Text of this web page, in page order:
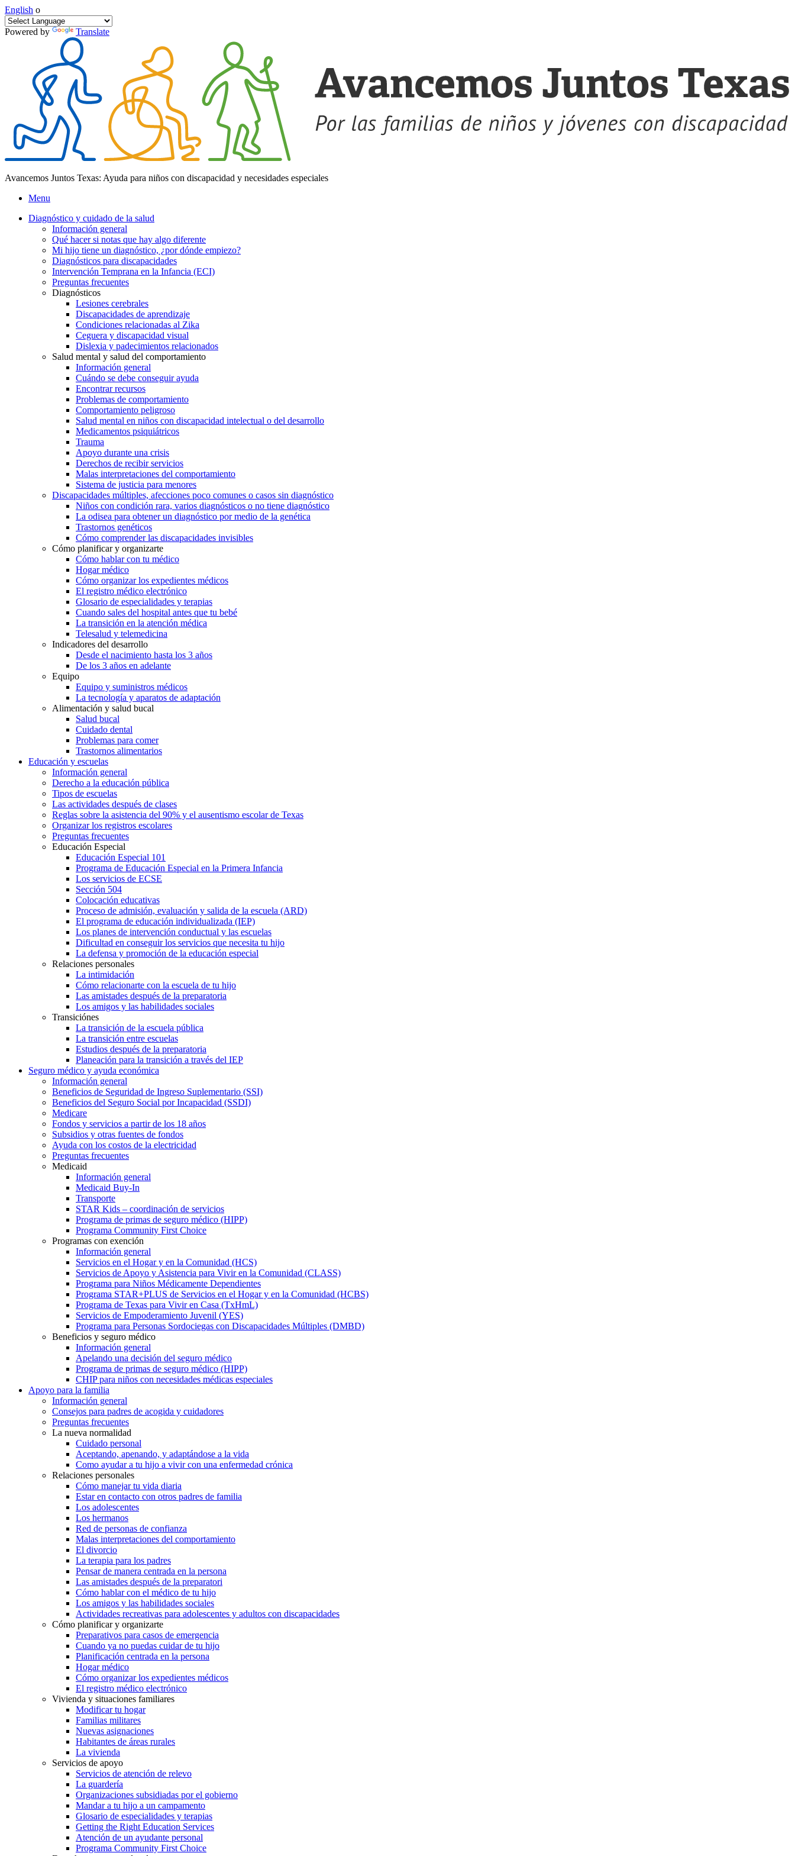
English o
Powered by Translate
Avancemos Juntos Texas: Ayuda para niños con discapacidad y necesidades especiales
Menu
Diagnóstico y cuidado de la salud
Información general
Qué hacer si notas que hay algo diferente
Mi hijo tiene un diagnóstico, ¿por dónde empiezo?
Diagnósticos para discapacidades
Intervención Temprana en la Infancia (ECI)
Preguntas frecuentes
Diagnósticos
Lesiones cerebrales
Discapacidades de aprendizaje
Condiciones relacionadas al Zika
Ceguera y discapacidad visual
Dislexia y padecimientos relacionados
Salud mental y salud del comportamiento
Información general
Cuándo se debe conseguir ayuda
Encontrar recursos
Problemas de comportamiento
Comportamiento peligroso
Salud mental en niños con discapacidad intelectual o del desarrollo
Medicamentos psiquiátricos
Trauma
Apoyo durante una crisis
Derechos de recibir servicios
Malas interpretaciones del comportamiento
Sistema de justicia para menores
Discapacidades múltiples, afecciones poco comunes o casos sin diagnóstico
Niños con condición rara, varios diagnósticos o no tiene diagnóstico
La odisea para obtener un diagnóstico por medio de la genética
Trastornos genéticos
Cómo comprender las discapacidades invisibles
Cómo planificar y organizarte
Cómo hablar con tu médico
Hogar médico
Cómo organizar los expedientes médicos
El registro médico electrónico
Glosario de especialidades y terapias
Cuando sales del hospital antes que tu bebé
La transición en la atención médica
Telesalud y telemedicina
Indicadores del desarrollo
Desde el nacimiento hasta los 3 años
De los 3 años en adelante
Equipo
Equipo y suministros médicos
La tecnología y aparatos de adaptación
Alimentación y salud bucal
Salud bucal
Cuidado dental
Problemas para comer
Trastornos alimentarios
Educación y escuelas
Información general
Derecho a la educación pública
Tipos de escuelas
Las actividades después de clases
Reglas sobre la asistencia del 90% y el ausentismo escolar de Texas
Organizar los registros escolares
Preguntas frecuentes
Educación Especial
Educación Especial 101
Programa de Educación Especial en la Primera Infancia
Los servicios de ECSE
Sección 504
Colocación educativas
Proceso de admisión, evaluación y salida de la escuela (ARD)
El programa de educación individualizada (IEP)
Los planes de intervención conductual y las escuelas
Dificultad en conseguir los servicios que necesita tu hijo
La defensa y promoción de la educación especial
Relaciones personales
La intimidación
Cómo relacionarte con la escuela de tu hijo
Las amistades después de la preparatoria
Los amigos y las habilidades sociales
Transiciónes
La transición de la escuela pública
La transición entre escuelas
Estudios después de la preparatoria
Planeación para la transición a través del IEP
Seguro médico y ayuda económica
Información general
Beneficios de Seguridad de Ingreso Suplementario (SSI)
Beneficios del Seguro Social por Incapacidad (SSDI)
Medicare
Fondos y servicios a partir de los 18 años
Subsidios y otras fuentes de fondos
Ayuda con los costos de la electricidad
Preguntas frecuentes
Medicaid
Información general
Medicaid Buy-In
Transporte
STAR Kids – coordinación de servicios
Programa de primas de seguro médico (HIPP)
Programa Community First Choice
Programas con exención
Información general
Servicios en el Hogar y en la Comunidad (HCS)
Servicios de Apoyo y Asistencia para Vivir en la Comunidad (CLASS)
Programa para Niños Médicamente Dependientes
Programa STAR+PLUS de Servicios en el Hogar y en la Comunidad (HCBS)
Programa de Texas para Vivir en Casa (TxHmL)
Servicios de Empoderamiento Juvenil (YES)
Programa para Personas Sordociegas con Discapacidades Múltiples (DMBD)
Beneficios y seguro médico
Información general
Apelando una decisión del seguro médico
Programa de primas de seguro médico (HIPP)
CHIP para niños con necesidades médicas especiales
Apoyo para la familia
Información general
Consejos para padres de acogida y cuidadores
Preguntas frecuentes
La nueva normalidad
Cuidado personal
Aceptando, apenando, y adaptándose a la vida
Como ayudar a tu hijo a vivir con una enfermedad crónica
Relaciones personales
Cómo manejar tu vida diaria
Estar en contacto con otros padres de familia
Los adolescentes
Los hermanos
Red de personas de confianza
Malas interpretaciones del comportamiento
El divorcio
La terapia para los padres
Pensar de manera centrada en la persona
Las amistades después de la preparatori
Cómo hablar con el médico de tu hijo
Los amigos y las habilidades sociales
Actividades recreativas para adolescentes y adultos con discapacidades
Cómo planificar y organizarte
Preparativos para casos de emergencia
Cuando ya no puedas cuidar de tu hijo
Planificación centrada en la persona
Hogar médico
Cómo organizar los expedientes médicos
El registro médico electrónico
Vivienda y situaciones familiares
Modificar tu hogar
Familias militares
Nuevas asignaciones
Habitantes de áreas rurales
La vivienda
Servicios de apoyo
Servicios de atención de relevo
La guardería
Organizaciones subsidiadas por el gobierno
Mandar a tu hijo a un campamento
Glosario de especialidades y terapias
Getting the Right Education Services
Atención de un ayudante personal
Programa Community First Choice